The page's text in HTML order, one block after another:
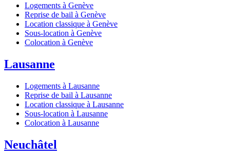
Logements à Genève
Reprise de bail à Genève
Location classique à Genève
Sous-location à Genève
Colocation à Genève
Lausanne
Logements à Lausanne
Reprise de bail à Lausanne
Location classique à Lausanne
Sous-location à Lausanne
Colocation à Lausanne
Neuchâtel